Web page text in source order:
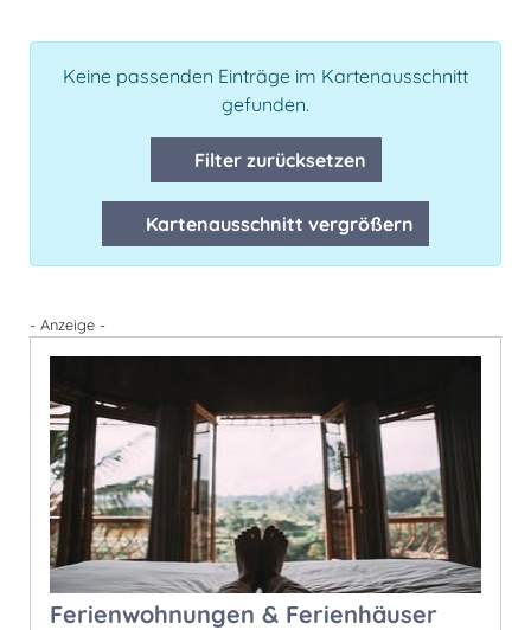
Keine passenden Einträge im Kartenausschnitt
gefunden.
Filter zurücksetzen
Kartenausschnitt vergrößern
- Anzeige -
Ferienwohnungen & Ferienhäuser